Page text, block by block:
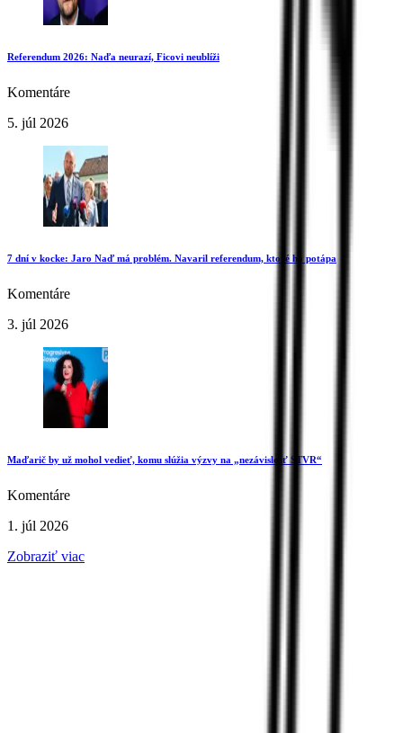
Referendum 2026: Naďa neurazí, Ficovi neublíži
Komentáre
5. júl 2026
7 dní v kocke: Jaro Naď má problém. Navaril referendum, ktoré ho potápa
Komentáre
3. júl 2026
Maďarič by už mohol vedieť, komu slúžia výzvy na „nezávislosť STVR“
Komentáre
1. júl 2026
Zobraziť viac